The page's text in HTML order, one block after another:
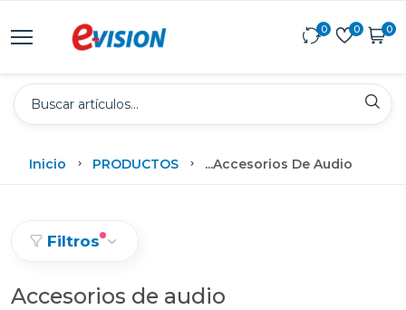
0 0 0
Inicio PRODUCTOS ...Accesorios De Audio
Filtros
Accesorios de audio